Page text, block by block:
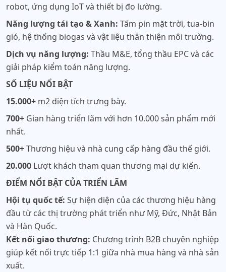
robot, ứng dụng IoT và thiết bị đo lường.
Năng lượng tái tạo & Xanh: Tấm pin mặt trời, tua-bin
gió, hệ thống biogas và vật liệu thân thiện môi trường.
Dịch vụ năng lượng: Thầu M&E, tổng thầu EPC và các
giải pháp kiểm toán năng lượng.
SỐ LIỆU NỔI BẬT
15.000+ m2 diện tích trưng bày.
700+ Gian hàng triển lãm với hơn 10.000 sản phẩm mới
nhất.
500+Thương hiệu và nhà cung cấp hàng đầu thế giới.
20.000 Lượt khách tham quan thương mại dự kiến.
ĐIỂM NỔI BẬT CỦA TRIỂN LÃM
Hội tụ quốc tế: Sự hiện diện của các thương hiệu hàng
đầu từ các thị trường phát triển như Mỹ, Đức, Nhật Bản
và Hàn Quốc.
Kết nối giao thương: Chương trình B2B chuyên nghiệp
giúp kết nối trực tiếp 1:1 giữa nhà mua hàng và nhà sản
xuất.